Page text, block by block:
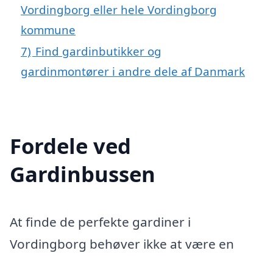
Vordingborg eller hele Vordingborg
kommune
7) Find gardinbutikker og
gardinmontører i andre dele af Danmark
Fordele ved
Gardinbussen
At finde de perfekte gardiner i
Vordingborg behøver ikke at være en